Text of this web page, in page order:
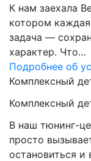
К нам заехала
котором
задача —
характер. Что…
Подробнее об
Комплексный
Комплексный
В наш тюнинг-
просто
остановиться и